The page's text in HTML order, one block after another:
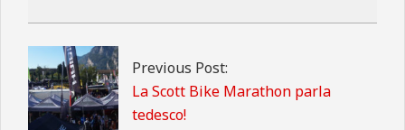
2021-
10-
20
Previous Post:
La Scott Bike Marathon parla
tedesco!